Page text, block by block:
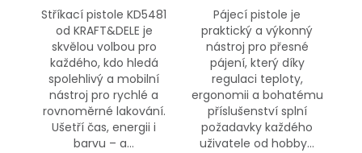
Stříkací pistole KD5481
od KRAFT&DELE je
skvělou volbou pro
každého, kdo hledá
spolehlivý a mobilní
nástroj pro rychlé a
rovnoměrné lakování.
Ušetří čas, energii i
barvu – a...
Pájecí pistole je
praktický a výkonný
nástroj pro přesné
pájení, který díky
regulaci teploty,
ergonomii a bohatému
příslušenství splní
požadavky každého
uživatele od hobby...